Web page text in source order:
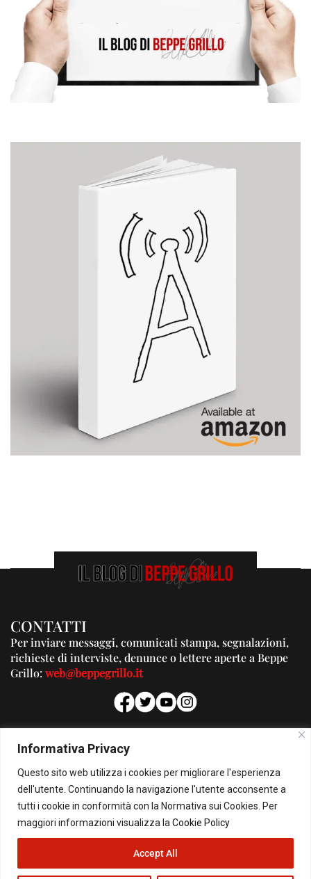
Informativa Privacy
Questo sito web utilizza i cookies per migliorare l'esperienza
dell'utente. Continuando la navigazione l'utente acconsente a
tutti i cookie in conformità con la Normativa sui Cookies. Per
maggiori informazioni visualizza la Cookie Policy
Accept All
CONTATTI
Per inviare messaggi, comunicati stampa, segnalazioni,
richieste di interviste, denunce o lettere aperte a Beppe
Grillo:web@beppegrillo.it
PUBBLICITA'
Per la tua pubblicità su questo Blog:
pubblicita@beppegrillo.it
© Copyright 2026 - Il Blog di Beppe Grillo. All Rights Reserved - Powered by
happygrafic.com